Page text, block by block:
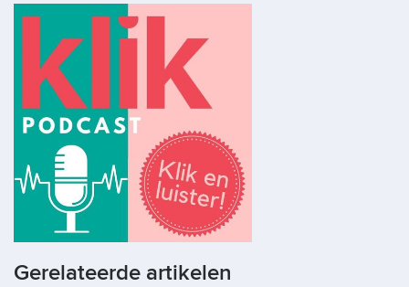
Gerelateerde artikelen